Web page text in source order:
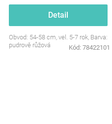
Detail
Obvod: 54-58 cm, vel. 5-7 rok, Barva:
pudrově růžová
Kód: 78422101